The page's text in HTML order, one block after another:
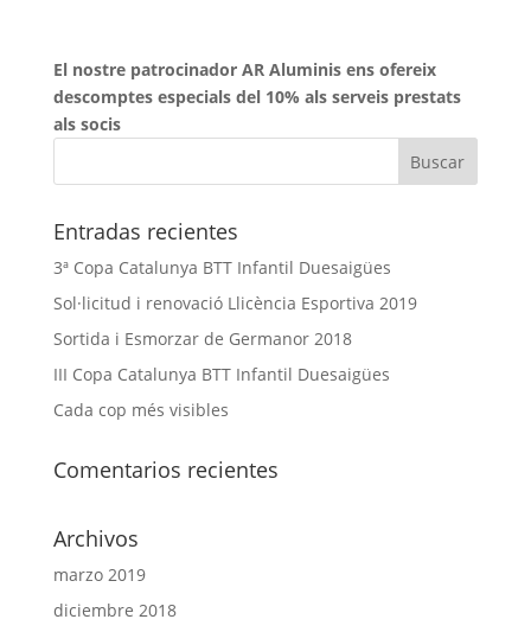
El nostre patrocinador AR Aluminis ens ofereix
descomptes especials del 10% als serveis prestats
als socis
Entradas recientes
3ª Copa Catalunya BTT Infantil Duesaigües
Sol·licitud i renovació Llicència Esportiva 2019
Sortida i Esmorzar de Germanor 2018
III Copa Catalunya BTT Infantil Duesaigües
Cada cop més visibles
Comentarios recientes
Archivos
marzo 2019
diciembre 2018